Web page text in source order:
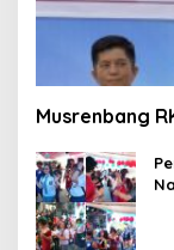
Musrenbang